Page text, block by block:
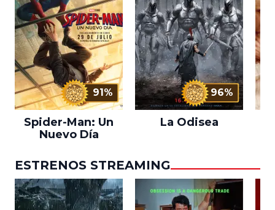
91%
Spider-Man: Un
Nuevo Día
96%
La Odisea
ESTRENOS STREAMING